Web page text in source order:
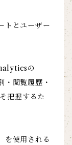
とユーザー
の
閲覧履歴・
把握するた
を使用される